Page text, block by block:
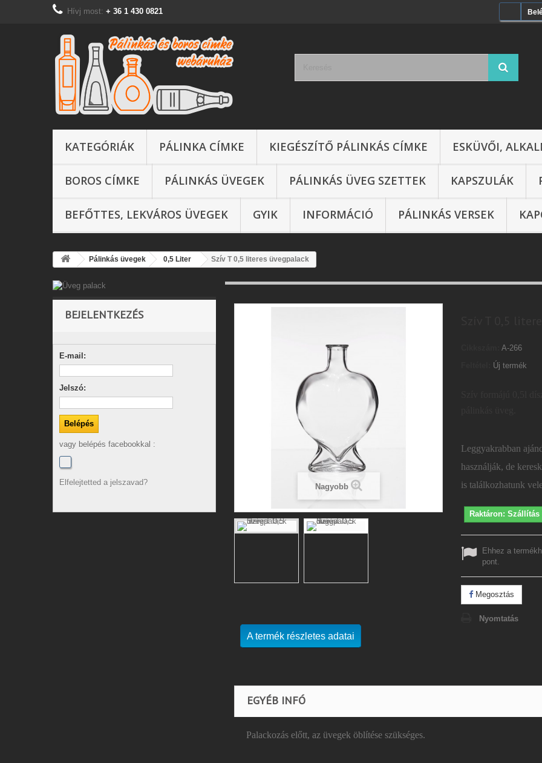
Hívj most: + 36 1 430 0821
KATEGÓRIÁK PÁLINKA CÍMKE KIEGÉSZÍTŐ PÁLINKÁS CÍMKE ESKÜVŐI,
BOROS CÍMKE PÁLINKÁS ÜVEGEK PÁLINKÁS ÜVEG SZETTEK KAPSZULÁK
BEFŐTTES, LEKVÁROS ÜVEGEK GYIK INFORMÁCIÓ PÁLINKÁS VERSEK
Pálinkás üvegek 0,5 Liter Szív T 0,5 literes üvegpalack
BEJELENTKEZÉS
E-mail:
Jelszó:
vagy belépés facebookkal :
Elfelejtetted a jelszavad? Nagyobb
A termék részletes adatai
A-266
Új termék
Leggyakrabban
használják, de
is találkozhatunk
Raktáron:
Ehhez a
pont.
Megosztás
Nyomtatás
EGYÉB INFÓ
Palackozás előtt, az üvegek öblítése szükséges.